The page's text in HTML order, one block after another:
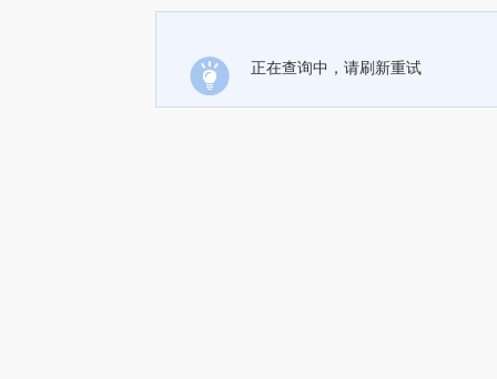
正在查询中，请刷新重试